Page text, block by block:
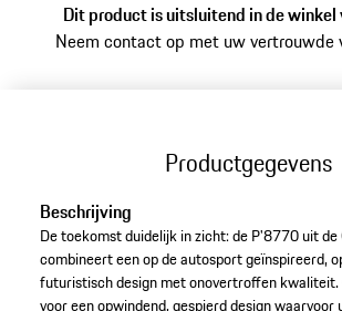
Dit product is uitsluitend in de winkel
Neem contact op met uw vertrouwde
Productgegevens
Beschrijving
De toekomst duidelijk in zicht: de P'8770 uit
combineert een op de autosport geïnspireerd,
futuristisch design met onovertroffen kwaliteit.
voor een opwindend, gespierd design waarvoor